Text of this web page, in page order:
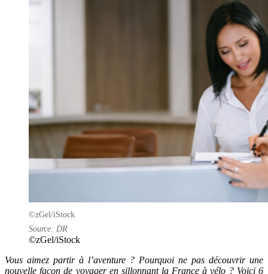
©zGel/iStock
Source: DR
©zGel/iStock
Vous aimez partir à l’aventure ? Pourquoi ne pas découvrir une
nouvelle façon de voyager en sillonnant la France à vélo ? Voici 6